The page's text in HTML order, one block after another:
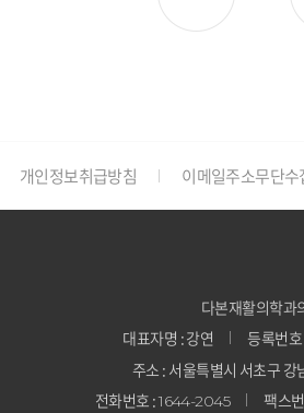
개인정보취급방침 이메일주소무단수
다본재활의학과
대표자명 : 강연
등록번
주소 : 서울특별시 서초구 강
전화번호 :1644-2045 팩스